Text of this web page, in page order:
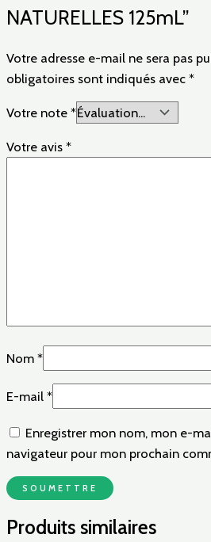
NATURELLES 125mL”
Votre adresse e-mail ne sera pas
obligatoires sont indiqués avec *
Votre note *
Votre avis *
Nom *
E-mail *
Enregistrer mon nom, mon e-
navigateur pour mon prochain
Produits similaires